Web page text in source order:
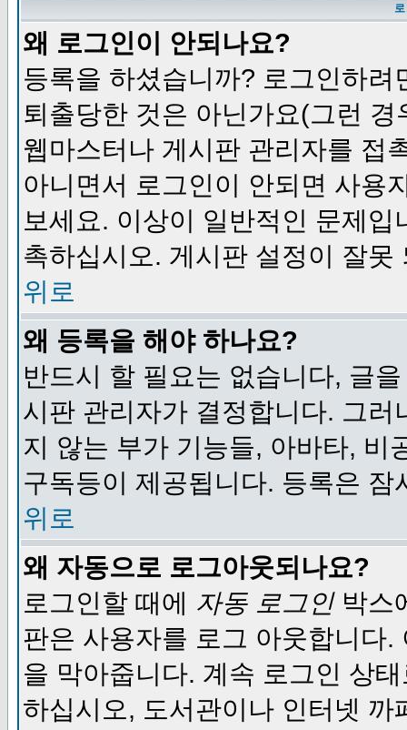
왜 로그인이 안되나요?
등록을 하셨습니까? 로그인하
퇴출당한 것은 아닌가요(그런
웹마스터나 게시판 관리자를 접
아니면서 로그인이 안되면 사용
보세요. 이상이 일반적인 문제
촉하십시오. 게시판 설정이 잘못
위로
왜 등록을 해야 하나요?
반드시 할 필요는 없습니다, 글
시판 관리자가 결정합니다. 그
지 않는 부가 기능들, 아바타, 비
구독등이 제공됩니다. 등록은
위로
왜 자동으로 로그아웃되나요?
로그인할 때에 자동 로그인박스
판은 사용자를 로그 아웃합니다
을 막아줍니다. 계속 로그인 상
하십시오, 도서관이나 인터넷